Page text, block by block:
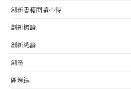
創新書籍閱讀心得
創新概論
創新總論
創業
區塊鏈